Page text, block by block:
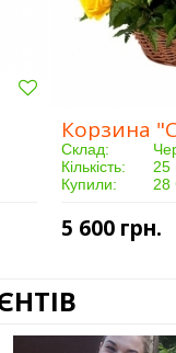
Склад:
Кількість:
25
Купили:
28
5 600 грн.